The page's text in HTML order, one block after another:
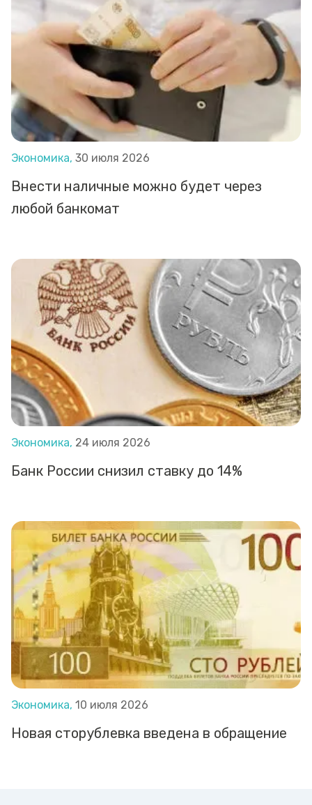
Экономика, 30 июля 2026
Внести наличные можно будет через
любой банкомат
Экономика, 24 июля 2026
Банк России снизил ставку до 14%
Экономика, 10 июля 2026
Новая сторублевка введена в обращение